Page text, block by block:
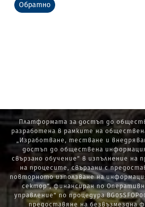
Обратно
Платформата за достъп до
разработена в рамките на
„Изработване, тестване и
достъп до обществена
свързано обучение“ в изпълнение на
на процесите, свързани с
повторното използване на
сектор“, финансиран по
управление“ по процедура
предоставяне на безвъзмездна